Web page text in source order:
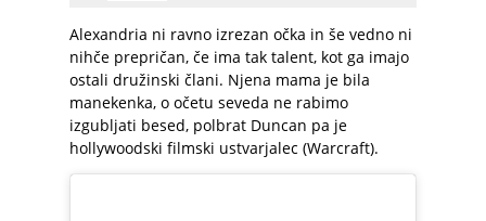
Alexandria ni ravno izrezan očka in še vedno ni
nihče prepričan, če ima tak talent, kot ga imajo
ostali družinski člani. Njena mama je bila
manekenka, o očetu seveda ne rabimo
izgubljati besed, polbrat Duncan pa je
hollywoodski filmski ustvarjalec (Warcraft).